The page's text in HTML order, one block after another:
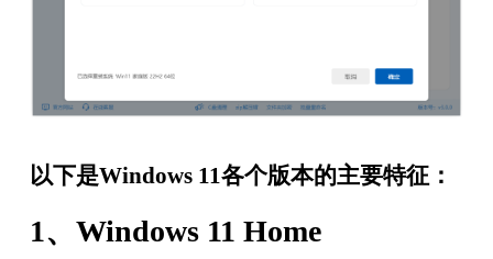
以下是Windows 11各个版本的主要特征：
1、Windows 11 Home